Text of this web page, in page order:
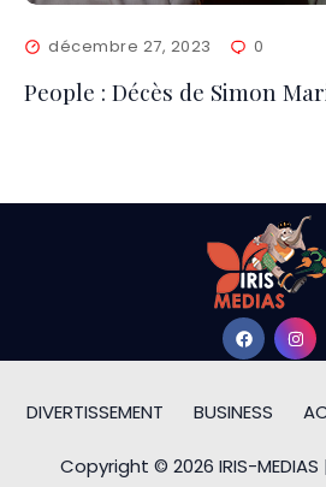
décembre 27, 2023 0
People : Décès de Simon
DIVERTISSEMENT BUSINESS
Copyright © 2026 IRIS-